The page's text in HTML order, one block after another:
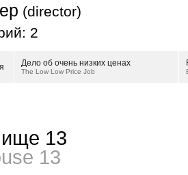
(director)
2
Дело об очень низких ценах
The Low Low Price Job
13
13